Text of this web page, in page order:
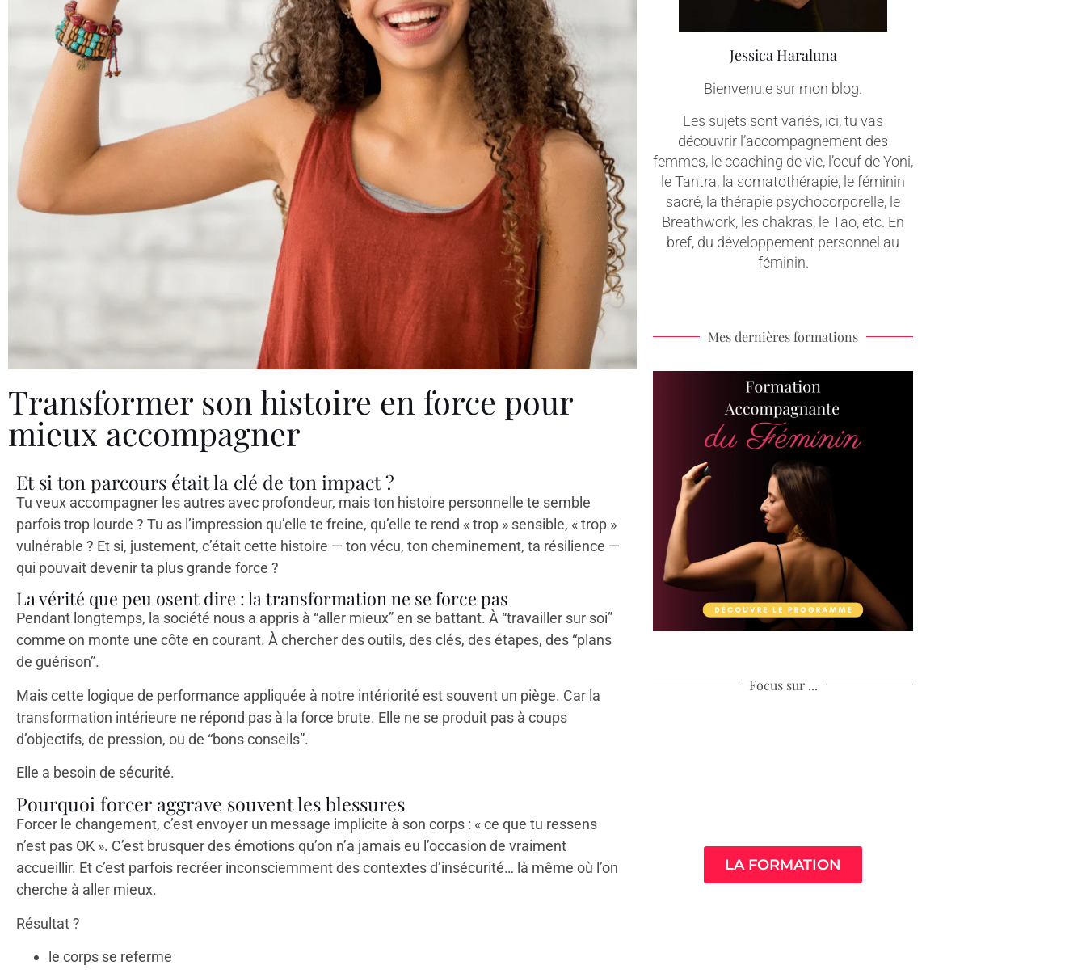
Transformer son histoire en force pour
mieux accompagner
Et si ton parcours était la clé de ton impact ?
Tu veux accompagner les autres avec profondeur, mais ton histoire personnelle te semble
parfois trop lourde ? Tu as l’impression qu’elle te freine, qu’elle te rend « trop » sensible, « trop »
vulnérable ? Et si, justement, c’était cette histoire — ton vécu, ton cheminement, ta résilience —
qui pouvait devenir ta plus grande force ?
La vérité que peu osent dire : la transformation ne se force pas
Pendant longtemps, la société nous a appris à “aller mieux” en se battant. À “travailler sur soi”
comme on monte une côte en courant. À chercher des outils, des clés, des étapes, des “plans
de guérison”.
Mais cette logique de performance appliquée à notre intériorité est souvent un piège. Car la
transformation intérieure ne répond pas à la force brute. Elle ne se produit pas à coups
d’objectifs, de pression, ou de “bons conseils”.
Elle a besoin de sécurité.
Pourquoi forcer aggrave souvent les blessures
Forcer le changement, c’est envoyer un message implicite à son corps : « ce que tu ressens
n’est pas OK ». C’est brusquer des émotions qu’on n’a jamais eu l’occasion de vraiment
accueillir. Et c’est parfois recréer inconsciemment des contextes d’insécurité… là même où l’on
cherche à aller mieux.
Résultat ?
le corps se referme
Jessica Haraluna
Bienvenu.e sur mon blog.
Les sujets sont variés, ici, tu vas
découvrir l’accompagnement des
femmes, le coaching de vie, l’oeuf de Yoni,
le Tantra, la somatothérapie, le féminin
sacré, la thérapie psychocorporelle, le
Breathwork, les chakras, le Tao, etc. En
bref, du développement personnel au
féminin.
Mes dernières formations
Focus sur ...
LA FORMATION